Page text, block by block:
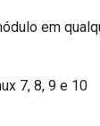
em
7, 8, 9 e 10